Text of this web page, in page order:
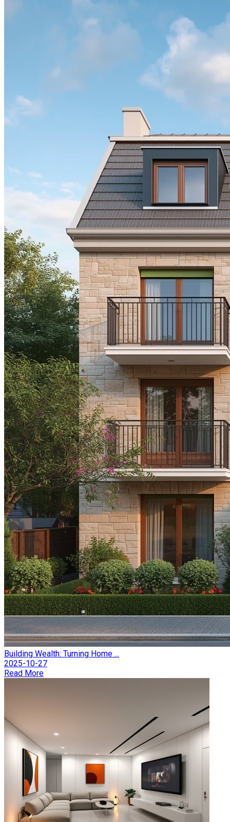
Building Wealth: Turning Home ...
2025-10-27
Read More